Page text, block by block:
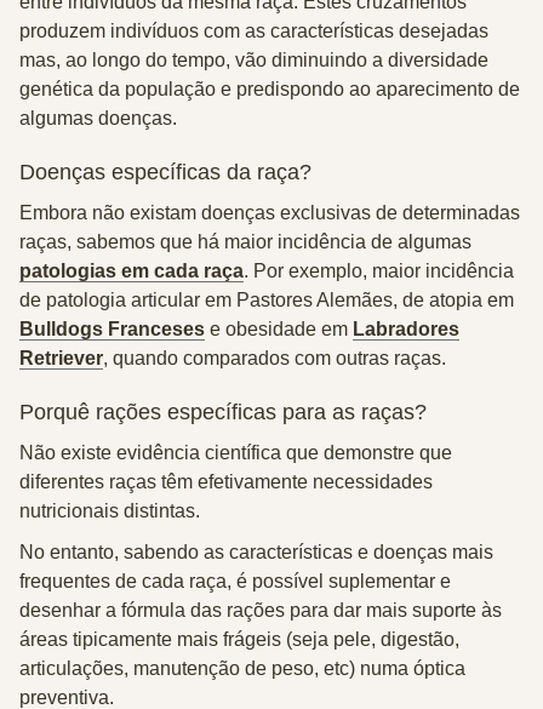
produzem indivíduos com as características desejadas
mas, ao longo do tempo, vão diminuindo a diversidade
genética da população e predispondo ao aparecimento de
algumas doenças.
Doenças específicas da raça?
Embora não existam doenças exclusivas de determinadas
raças, sabemos que há maior incidência de algumas
patologias em cada raça. Por exemplo, maior incidência
de patologia articular em Pastores Alemães, de atopia em
Bulldogs Franceses e obesidade em Labradores
Retriever, quando comparados com outras raças.
Porquê rações específicas para as raças?
Não existe evidência científica que demonstre que
diferentes raças têm efetivamente necessidades
nutricionais distintas.
No entanto, sabendo as características e doenças mais
frequentes de cada raça, é possível suplementar e
desenhar a fórmula das rações para dar mais suporte às
áreas tipicamente mais frágeis (seja pele, digestão,
articulações, manutenção de peso, etc) numa óptica
preventiva.